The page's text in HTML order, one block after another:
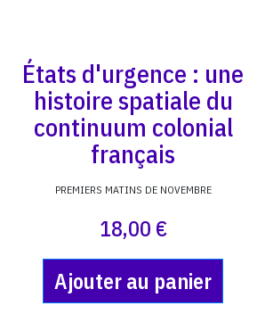
États d'urgence : une
histoire spatiale du
continuum colonial
français
PREMIERS MATINS DE NOVEMBRE
18,00 €
Ajouter au panier